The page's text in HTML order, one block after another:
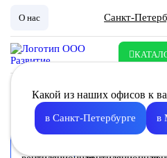
О нас Санкт-
Какой из наших офисов к
в Санкт-Петербурге в